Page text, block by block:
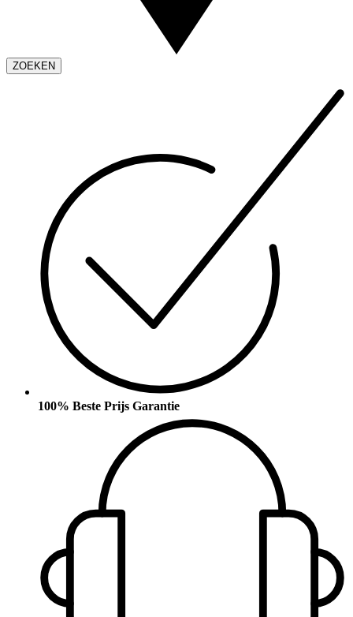
ZOEKEN
100% Beste Prijs Garantie